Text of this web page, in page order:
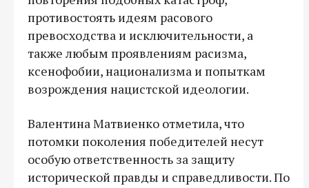
противостоять идеям расового
превосходства и исключительности, а
также любым проявлениям расизма,
ксенофобии, национализма и попыткам
возрождения нацистской идеологии.
Валентина Матвиенко отметила, что
потомки поколения победителей несут
особую ответственность за защиту
исторической правды и справедливости. По